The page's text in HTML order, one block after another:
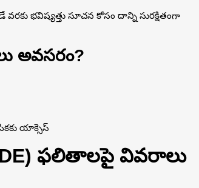
భవిష్యత్తు సూచన కోసం దాన్ని సురక్షితంగా
అవసరం?
యాక్సెస్
ఫలితాలపై వివరాలు